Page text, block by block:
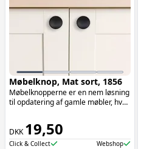
Møbelknop, Mat sort, 1856
Møbelknopperne er en nem løsning
til opdatering af gamle møbler, hvor
oplagte at bruge på skuffer.
DKK19,50
Click & Collect Webshop